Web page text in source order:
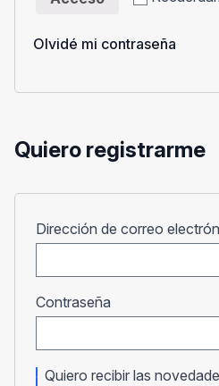
Olvidé mi contraseña
Quiero registrarme
Dirección de correo
Contraseña
Quiero recibir las